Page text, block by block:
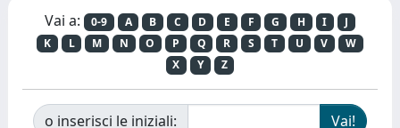
Vai a: 0-9 A B C D E F G H I
J
K
L M N O P Q R S T U V
W
X
Y Z
o inserisci le iniziali: